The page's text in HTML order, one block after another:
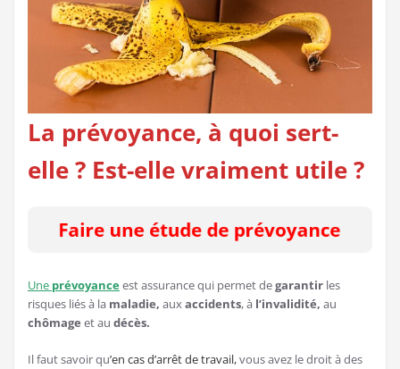
La prévoyance, à quoi sert-
elle ? Est-elle vraiment utile ?
Une prévoyanceest assurance qui permet degarantir les
risques liés à la maladie, auxaccidents, à l’invalidité, au
chômage et au décès.
Il faut savoir qu’en cas d’arrêt de travail,vous avez le droit à des